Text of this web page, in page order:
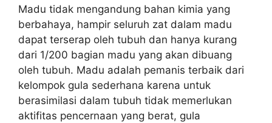
Madu tidak mengandung bahan kimia yang
berbahaya, hampir seluruh zat dalam madu
dapat terserap oleh tubuh dan hanya kurang
dari 1/200 bagian madu yang akan dibuang
oleh tubuh. Madu adalah pemanis terbaik dari
kelompok gula sederhana karena untuk
berasimilasi dalam tubuh tidak memerlukan
aktifitas pencernaan yang berat, gula